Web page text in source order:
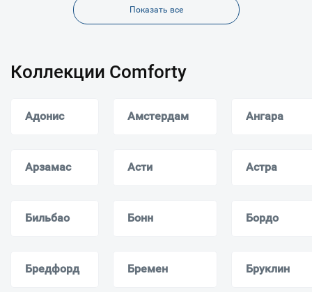
Показать все
Коллекции Comforty
Адонис Амстердам Ангара
Арзамас Асти Астра
Бильбао Бонн Бордо
Бредфорд Бремен Бруклин